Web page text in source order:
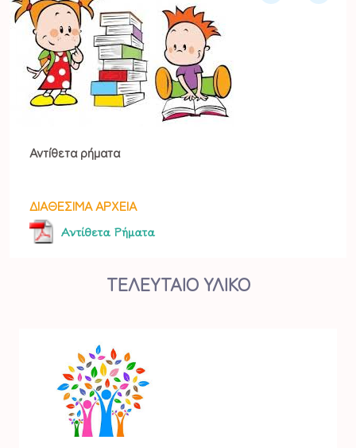
Αντίθετα ρήματα
ΔΙΑΘΕΣΙΜΑ ΑΡΧΕΙΑ
Αντίθετα Ρήματα
ΤΕΛΕΥΤΑΙΟ ΥΛΙΚΟ